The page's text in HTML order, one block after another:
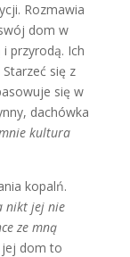
Rozmawia
dom w
przyrodą. Ich
się z
się w
dachówka
kultura
kopalń.
nikt jej nie
ze mną
jej dom to